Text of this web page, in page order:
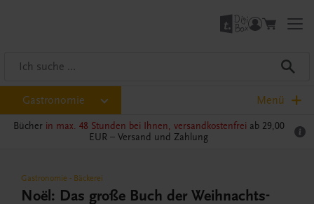
Gastronomie Menü
Bücher in max. 48 Stunden bei Ihnen, versandkostenfrei ab 29,00
EUR – Versand und Zahlung
Gastronomie - Bäckerei
Noël: Das große Buch der Weihnachts-